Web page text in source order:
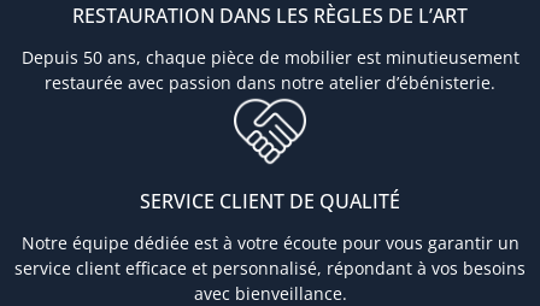
RESTAURATION DANS LES RÈGLES DE L’ART
Depuis 50 ans, chaque pièce de mobilier est minutieusement
restaurée avec passion dans notre atelier d’ébénisterie.
SERVICE CLIENT DE QUALITÉ
Notre équipe dédiée est à votre écoute pour vous garantir un
service client efficace et personnalisé, répondant à vos besoins
avec bienveillance.